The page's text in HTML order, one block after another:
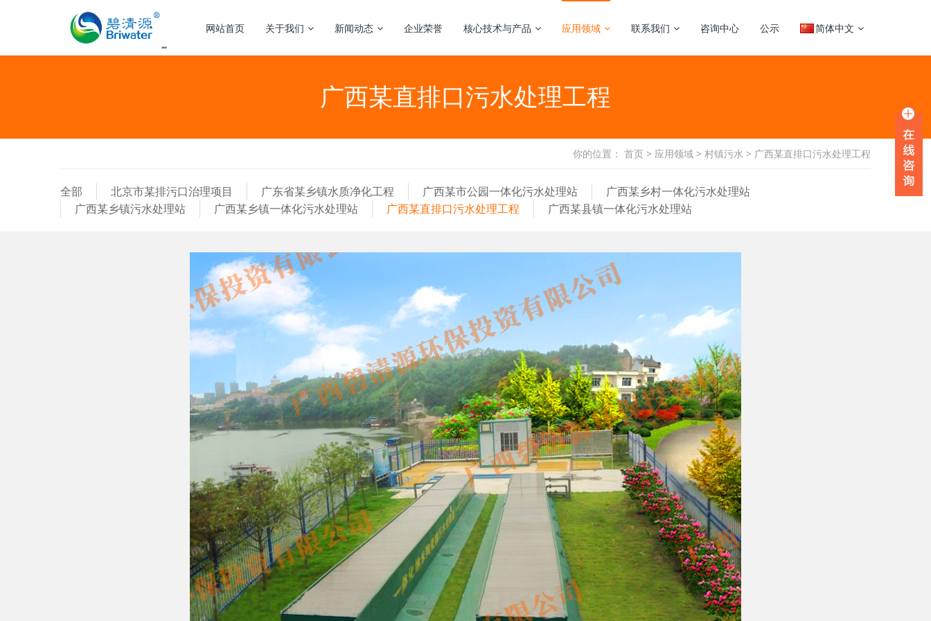
网站首页 关于我们 新闻动态 企业荣誉 核心技术与产品 应用领域 联系我们 咨询中心 公示 简体中文
广西某直排口污水处理工程
你的位置： 首页 > 应用领域 > 村镇污水 > 广西某直排口污水处理工程
全部 北京市某排污口治理项目 广东省某乡镇水质净化工程 广西某市公园一体化污水处理站
广西某乡村一体化污水处理站
广西某乡镇污水处理站
广西某乡镇一体化污水处理站 广西某直排口污水处理工程 广西某县镇一体化污水处理站